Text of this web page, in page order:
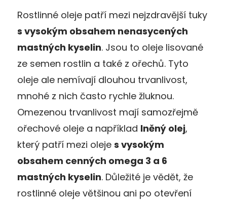
Rostlinné oleje patří mezi nejzdravější tuky
s vysokým obsahem nenasycených
mastných kyselin. Jsou to oleje lisované
ze semen rostlin a také z ořechů. Tyto
oleje ale nemívají dlouhou trvanlivost,
mnohé z nich často rychle žluknou.
Omezenou trvanlivost mají samozřejmě
ořechové oleje a například lněný olej,
který patří mezi oleje s vysokým
obsahem cenných omega 3 a 6
mastných kyselin. Důležité je vědět, že
rostlinné oleje většinou ani po otevření